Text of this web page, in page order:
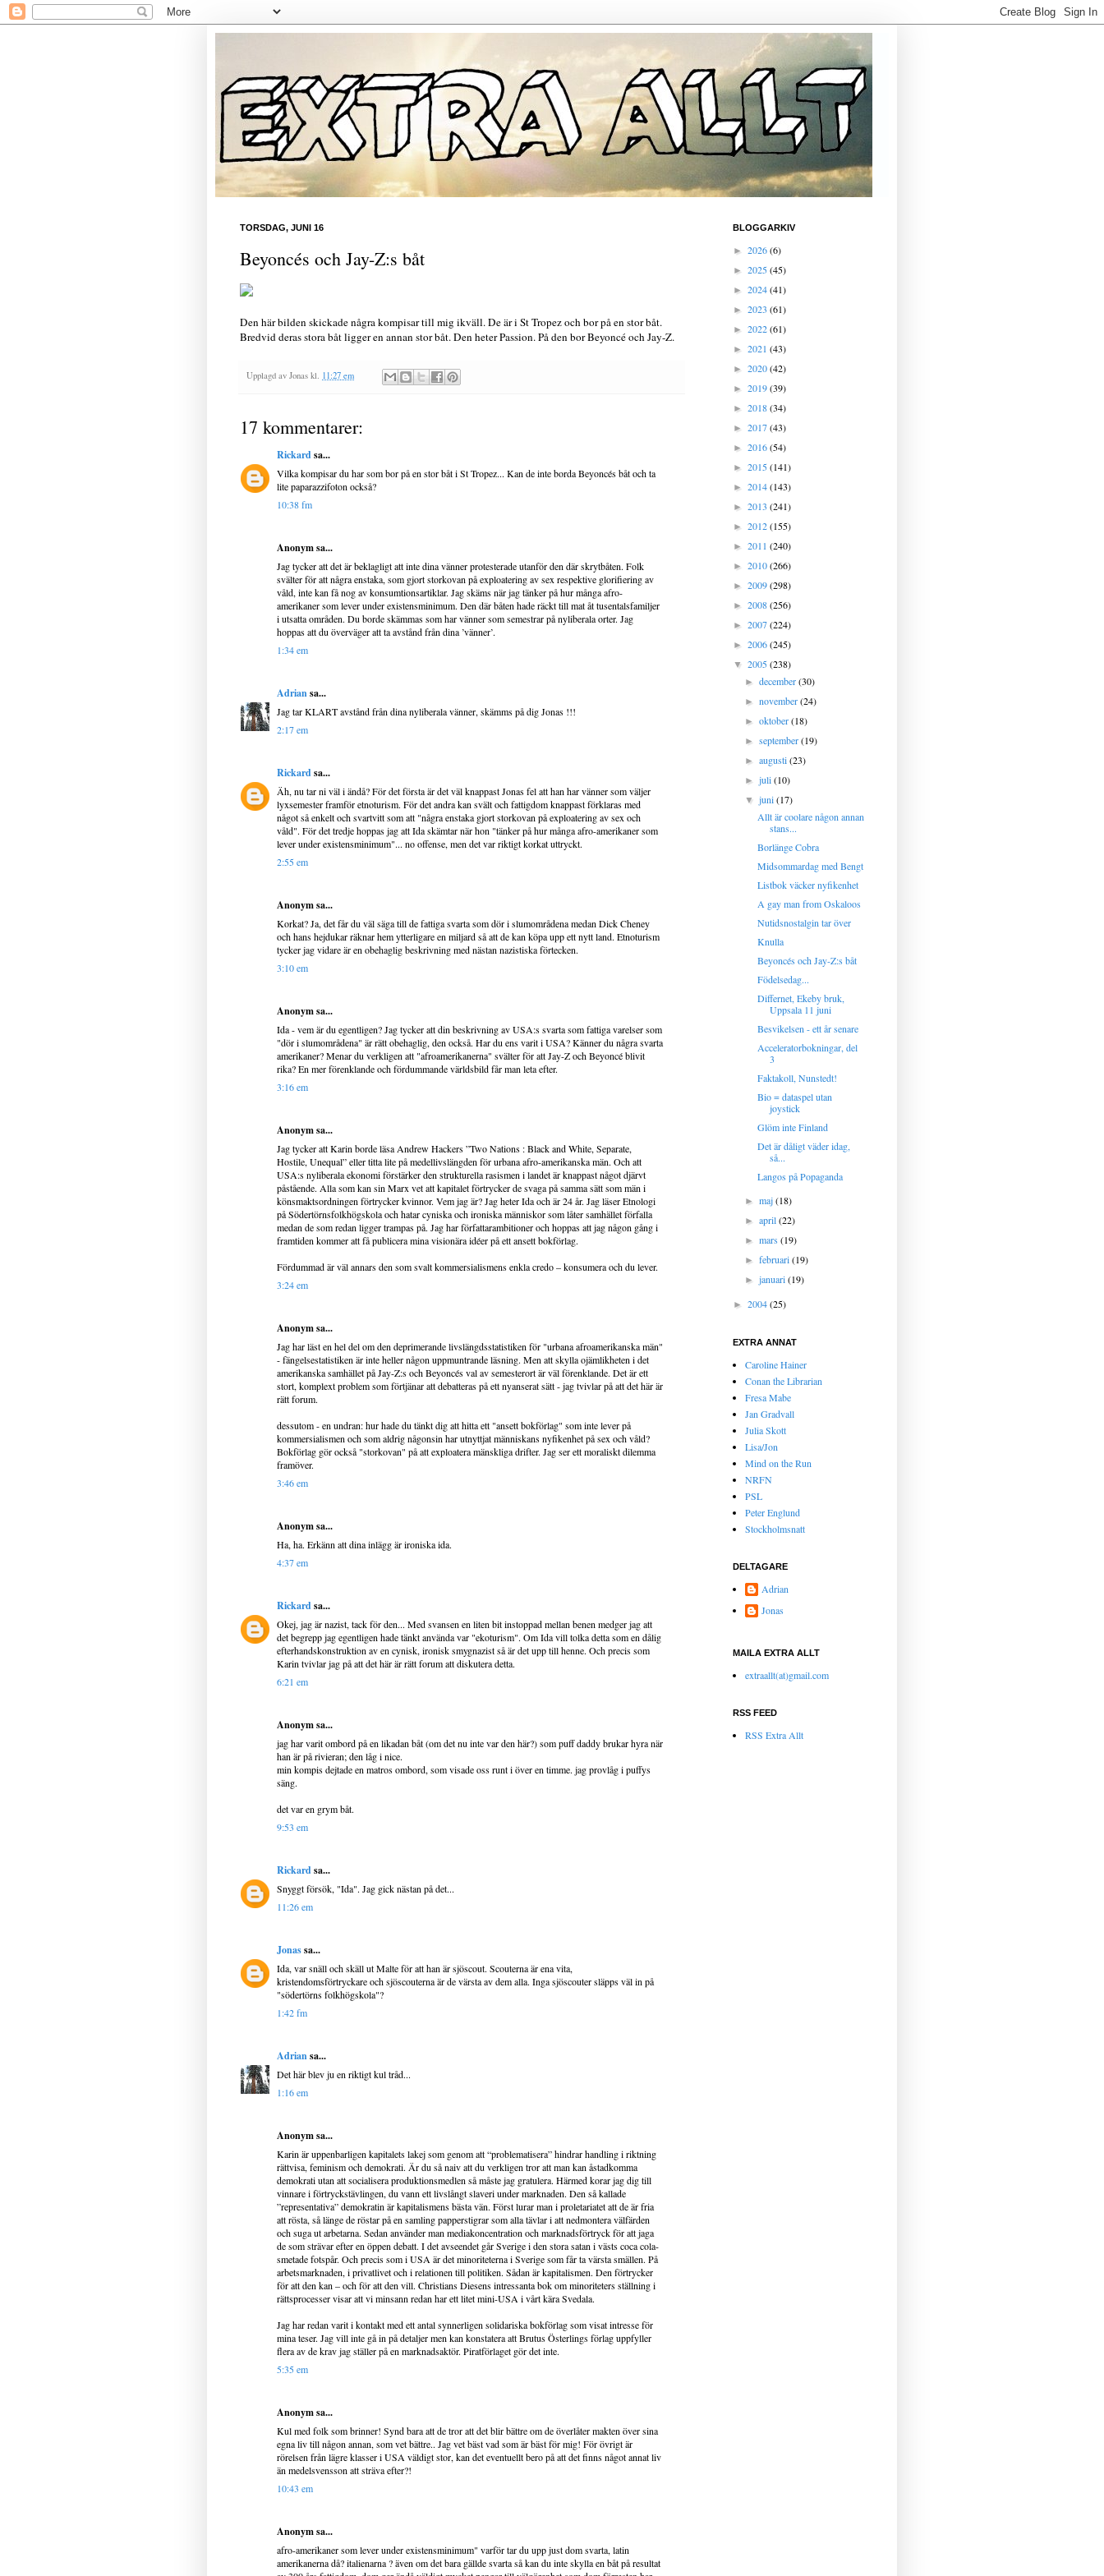
TORSDAG, JUNI 16
Beyoncés och Jay-Z:s båt
Den här bilden skickade några kompisar till mig ikväll. De är i St Tropez och bor på en stor båt.
Bredvid deras stora båt ligger en annan stor båt. Den heter Passion. På den bor Beyoncé och Jay-Z.
Upplagd av Jonas kl. 11:27 em
17 kommentarer:
Rickardsa...
Vilka kompisar du har som bor på en stor båt i St Tropez... Kan de inte borda Beyoncés båt och ta
lite paparazzifoton också?
10:38 fm
Anonym sa...
Jag tycker att det är beklagligt att inte dina vänner protesterade utanför den där skrytbåten. Folk
svälter för att några enstaka, som gjort storkovan på exploatering av sex respektive glorifiering av
våld, inte kan få nog av konsumtionsartiklar. Jag skäms när jag tänker på hur många afro-
amerikaner som lever under existensminimum. Den där båten hade räckt till mat åt tusentalsfamiljer
i utsatta områden. Du borde skämmas som har vänner som semestrar på nyliberala orter. Jag
hoppas att du överväger att ta avstånd från dina ’vänner’.
1:34 em
Adriansa...
Jag tar KLART avstånd från dina nyliberala vänner, skämms på dig Jonas !!!
2:17 em
Rickardsa...
Äh, nu tar ni väl i ändå? För det första är det väl knappast Jonas fel att han har vänner som väljer
lyxsemester framför etnoturism. För det andra kan svält och fattigdom knappast förklaras med
något så enkelt och svartvitt som att "några enstaka gjort storkovan på exploatering av sex och
våld". För det tredje hoppas jag att Ida skämtar när hon "tänker på hur många afro-amerikaner som
lever under existensminimum"... no offense, men det var riktigt korkat uttryckt.
2:55 em
Anonym sa...
Korkat? Ja, det får du väl säga till de fattiga svarta som dör i slumområdena medan Dick Cheney
och hans hejdukar räknar hem ytterligare en miljard så att de kan köpa upp ett nytt land. Etnoturism
tycker jag vidare är en obehaglig beskrivning med nästan nazistiska förtecken.
3:10 em
Anonym sa...
Ida - vem är du egentligen? Jag tycker att din beskrivning av USA:s svarta som fattiga varelser som
"dör i slumområdena" är rätt obehaglig, den också. Har du ens varit i USA? Känner du några svarta
amerikaner? Menar du verkligen att "afroamerikanerna" svälter för att Jay-Z och Beyoncé blivit
rika? En mer förenklande och fördummande världsbild får man leta efter.
3:16 em
Anonym sa...
Jag tycker att Karin borde läsa Andrew Hackers ”Two Nations : Black and White, Separate,
Hostile, Unequal” eller titta lite på medellivslängden för urbana afro-amerikanska män. Och att
USA:s nyliberala ekonomi förstärker den strukturella rasismen i landet är knappast något djärvt
påstående. Alla som kan sin Marx vet att kapitalet förtrycker de svaga på samma sätt som män i
könsmaktsordningen förtrycker kvinnor. Vem jag är? Jag heter Ida och är 24 år. Jag läser Etnologi
på Södertörnsfolkhögskola och hatar cyniska och ironiska människor som låter samhället förfalla
medan de som redan ligger trampas på. Jag har författarambitioner och hoppas att jag någon gång i
framtiden kommer att få publicera mina visionära idéer på ett ansett bokförlag.
Fördummad är väl annars den som svalt kommersialismens enkla credo – konsumera och du lever.
3:24 em
Anonym sa...
Jag har läst en hel del om den deprimerande livslängdsstatistiken för "urbana afroamerikanska män"
- fängelsestatistiken är inte heller någon uppmuntrande läsning. Men att skylla ojämlikheten i det
amerikanska samhället på Jay-Z:s och Beyoncés val av semesterort är väl förenklande. Det är ett
stort, komplext problem som förtjänar att debatteras på ett nyanserat sätt - jag tvivlar på att det här är
rätt forum.
dessutom - en undran: hur hade du tänkt dig att hitta ett "ansett bokförlag" som inte lever på
kommersialismen och som aldrig någonsin har utnyttjat människans nyfikenhet på sex och våld?
Bokförlag gör också "storkovan" på att exploatera mänskliga drifter. Jag ser ett moraliskt dilemma
framöver.
3:46 em
Anonym sa...
Ha, ha. Erkänn att dina inlägg är ironiska ida.
4:37 em
Rickardsa...
Okej, jag är nazist, tack för den... Med svansen en liten bit instoppad mellan benen medger jag att
det begrepp jag egentligen hade tänkt använda var "ekoturism". Om Ida vill tolka detta som en dålig
efterhandskonstruktion av en cynisk, ironisk smygnazist så är det upp till henne. Och precis som
Karin tvivlar jag på att det här är rätt forum att diskutera detta.
6:21 em
Anonym sa...
jag har varit ombord på en likadan båt (om det nu inte var den här?) som puff daddy brukar hyra när
han är på rivieran; den låg i nice.
min kompis dejtade en matros ombord, som visade oss runt i över en timme. jag provlåg i puffys
säng.
det var en grym båt.
9:53 em
Rickardsa...
Snyggt försök, "Ida". Jag gick nästan på det...
11:26 em
Jonassa...
Ida, var snäll och skäll ut Malte för att han är sjöscout. Scouterna är ena vita,
kristendomsförtryckare och sjöscouterna är de värsta av dem alla. Inga sjöscouter släpps väl in på
"södertörns folkhögskola"?
1:42 fm
Adriansa...
Det här blev ju en riktigt kul tråd...
1:16 em
Anonym sa...
Karin är uppenbarligen kapitalets lakej som genom att “problematisera” hindrar handling i riktning
rättvisa, feminism och demokrati. Är du så naiv att du verkligen tror att man kan åstadkomma
demokrati utan att socialisera produktionsmedlen så måste jag gratulera. Härmed korar jag dig till
vinnare i förtryckstävlingen, du vann ett livslångt slaveri under marknaden. Den så kallade
”representativa” demokratin är kapitalismens bästa vän. Först lurar man i proletariatet att de är fria
att rösta, så länge de röstar på en samling papperstigrar som alla tävlar i att nedmontera välfärden
och suga ut arbetarna. Sedan använder man mediakoncentration och marknadsförtryck för att jaga
de som strävar efter en öppen debatt. I det avseendet går Sverige i den stora satan i västs coca cola-
smetade fotspår. Och precis som i USA är det minoriteterna i Sverige som får ta värsta smällen. På
arbetsmarknaden, i privatlivet och i relationen till politiken. Sådan är kapitalismen. Den förtrycker
för att den kan – och för att den vill. Christians Diesens intressanta bok om minoriteters ställning i
rättsprocesser visar att vi minsann redan har ett litet mini-USA i vårt kära Svedala.
Jag har redan varit i kontakt med ett antal synnerligen solidariska bokförlag som visat intresse för
mina teser. Jag vill inte gå in på detaljer men kan konstatera att Brutus Österlings förlag uppfyller
flera av de krav jag ställer på en marknadsaktör. Piratförlaget gör det inte.
5:35 em
Anonym sa...
Kul med folk som brinner! Synd bara att de tror att det blir bättre om de överlåter makten över sina
egna liv till någon annan, som vet bättre.. Jag vet bäst vad som är bäst för mig! För övrigt är
rörelsen från lägre klasser i USA väldigt stor, kan det eventuellt bero på att det finns något annat liv
än medelsvensson att sträva efter?!
10:43 em
Anonym sa...
afro-amerikaner som lever under existensminimum" varför tar du upp just dom svarta, latin
amerikanerna då? italienarna ? även om det bara gällde svarta så kan du inte skylla en båt på resultat
BLOGGARKIV
► 2026(6)
► 2025(45)
► 2024(41)
► 2023 (61)
► 2022(61)
► 2021 (43)
► 2020(42)
► 2019(39)
► 2018(34)
► 2017(43)
► 2016(54)
► 2015(141)
► 2014(143)
► 2013 (241)
► 2012(155)
► 2011 (240)
► 2010(266)
► 2009(298)
► 2008(256)
► 2007(224)
► 2006(245)
▼ 2005(238)
►december(30)
►november(24)
►oktober(18)
►september(19)
►augusti(23)
►juli(10)
▼juni(17)
Allt är coolare någon annan
stans...
Borlänge Cobra
Midsommardag med Bengt
Listbok väcker nyfikenhet
A gay man from Oskaloos
Nutidsnostalgin tar över
Knulla
Beyoncés och Jay-Z:s båt
Födelsedag...
Differnet, Ekeby bruk,
Uppsala 11 juni
Besvikelsen - ett år senare
Acceleratorbokningar, del
3
Faktakoll, Nunstedt!
Bio = dataspel utan
joystick
Glöm inte Finland
Det är dåligt väder idag,
så...
Langos på Popaganda
►maj(18)
►april(22)
►mars(19)
►februari(19)
►januari(19)
► 2004(25)
EXTRA ANNAT
Caroline Hainer
Conan the Librarian
Fresa Mabe
Jan Gradvall
Julia Skott
Lisa/Jon
Mind on the Run
NRFN
PSL
Peter Englund
Stockholmsnatt
DELTAGARE
Adrian
Jonas
MAILA EXTRA ALLT
extraallt(at)gmail.com
RSS FEED
RSS Extra Allt